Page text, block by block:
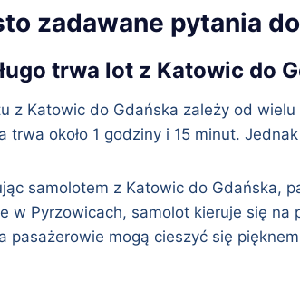
zadawane pytania
trwa lot z Katowic do
z Katowic do Gdańska zależy od
trwa około 1 godziny i 15 minut.
samolotem z Katowic do Gdańska,
w Pyrzowicach, samolot kieruje się
pasażerowie mogą cieszyć się